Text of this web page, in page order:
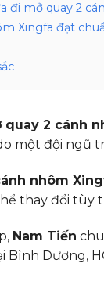
đi mở quay 2
Xingfa đạt
quay 2 cánh
một đội ngũ
nhôm
thay đổi tùy
Nam Tiến
Bình Dương,